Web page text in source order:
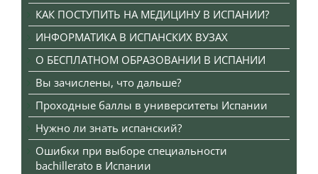
КАК ПОСТУПИТЬ НА МЕДИЦИНУ В ИСПАНИИ?
ИНФОРМАТИКА В ИСПАНСКИХ ВУЗАХ
О БЕСПЛАТНОМ ОБРАЗОВАНИИ В ИСПАНИИ
Вы зачислены, что дальше?
Проходные баллы в университеты Испании
Нужно ли знать испанский?
Ошибки при выборе специальности
bachillerato в Испании